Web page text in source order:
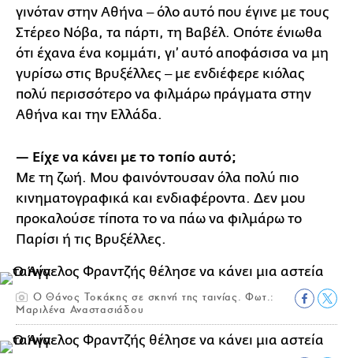
γινόταν στην Αθήνα ‒ όλο αυτό που έγινε με τους
Στέρεο Νόβα, τα πάρτι, τη Βαβέλ. Οπότε ένιωθα
ότι έχανα ένα κομμάτι, γι’ αυτό αποφάσισα να μη
γυρίσω στις Βρυξέλλες ‒ με ενδιέφερε κιόλας
πολύ περισσότερο να φιλμάρω πράγματα στην
Αθήνα και την Ελλάδα.
— Είχε να κάνει με το τοπίο αυτό;
Με τη ζωή. Μου φαινόντουσαν όλα πολύ πιο
κινηματογραφικά και ενδιαφέροντα. Δεν μου
προκαλούσε τίποτα το να πάω να φιλμάρω το
Παρίσι ή τις Βρυξέλλες.
Ο Θάνος Τοκάκης σε σκηνή της ταινίας. Φωτ.:
Μαριλένα Αναστασιάδου